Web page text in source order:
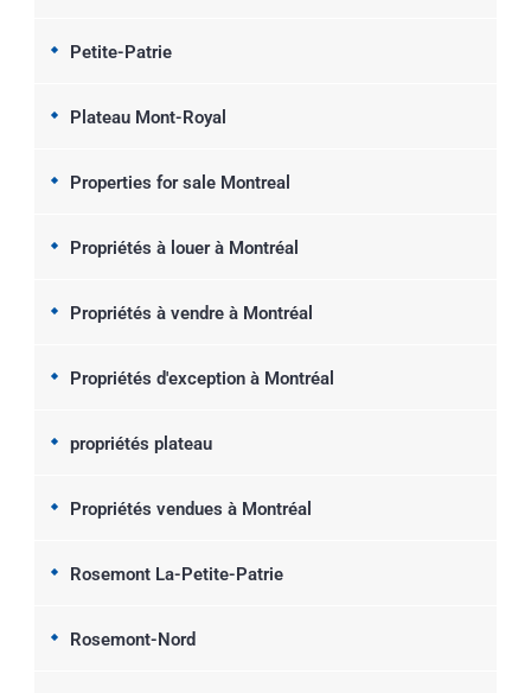
Petite-Patrie
Plateau Mont-Royal
Properties for sale Montreal
Propriétés à louer à Montréal
Propriétés à vendre à Montréal
Propriétés d'exception à Montréal
propriétés plateau
Propriétés vendues à Montréal
Rosemont La-Petite-Patrie
Rosemont-Nord